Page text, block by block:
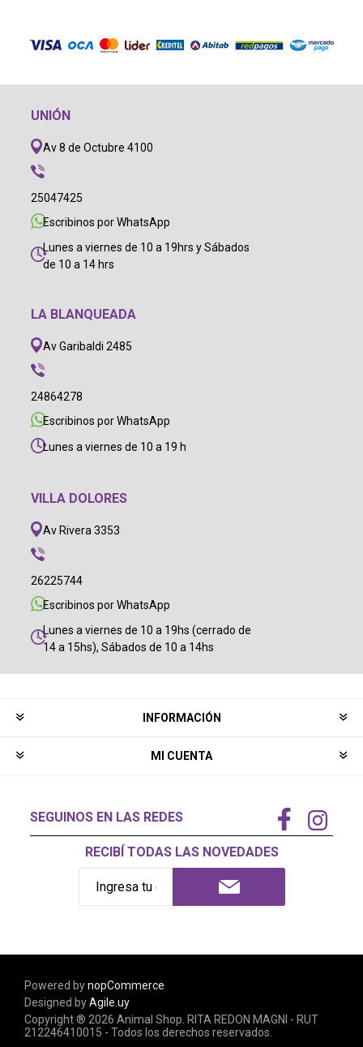
UNIÓN
Av 8 de Octubre 4100
25047425
Escribinos por WhatsApp
Lunes a viernes de 10 a 19hrs y Sábados
de 10 a 14 hrs
LA BLANQUEADA
Av Garibaldi 2485
24864278
Escribinos por WhatsApp
Lunes a viernes de 10 a 19 h
VILLA DOLORES
Av Rivera 3353
26225744
Escribinos por WhatsApp
Lunes a viernes de 10 a 19hs (cerrado de
14 a 15hs), Sábados de 10 a 14hs
INFORMACIÓN
MI CUENTA
SEGUINOS EN LAS REDES
RECIBÍ TODAS LAS NOVEDADES
Powered bynopCommerce
Designed byAgile.uy
Copyright ® 2026 Animal Shop. RITA REDON MAGNI - RUT
212246410015 - Todos los derechos reservados.